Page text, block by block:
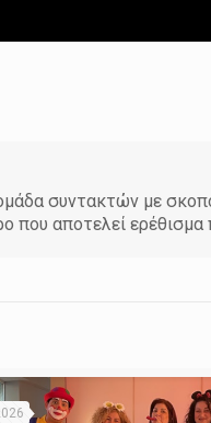
συντακτών με
που αποτελεί